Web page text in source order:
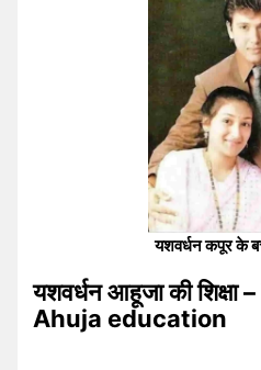
यशवर्धन कपूर के
यशवर्धन आहूजा की
Ahuja education